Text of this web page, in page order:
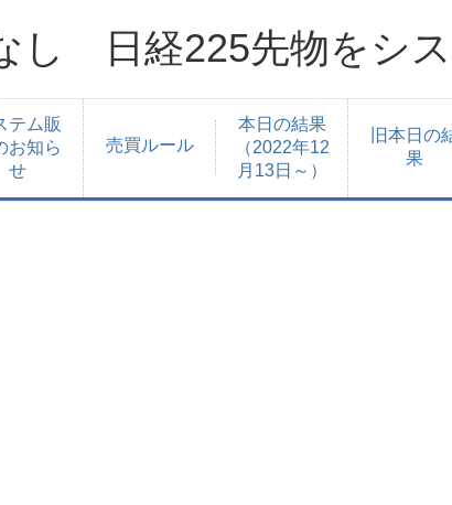
し 日経225先物をシ
テム販
お知ら
せ
売買ルール
本日の結果
（2022年12
月13日～）
旧本日の
果